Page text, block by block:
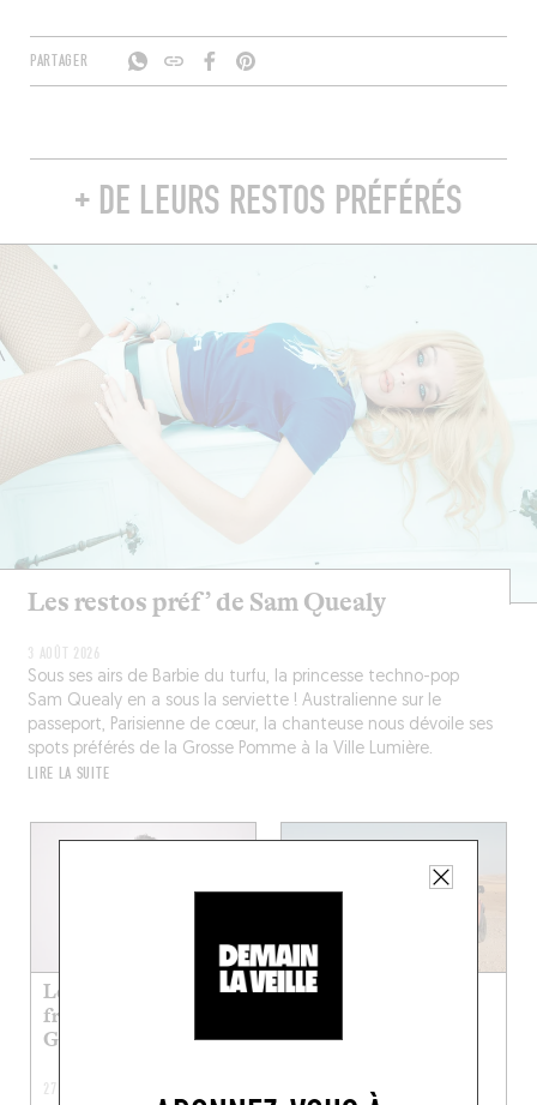
PARTAGER
+ DE LEURS RESTOS PRÉFÉRÉS
Les restos préf’ de Sam Quealy
3 AOÛT 2026
Sous ses airs de Barbie du turfu, la princesse techno-pop
Sam Quealy en a sous la serviette ! Australienne sur le
passeport, Parisienne de cœur, la chanteuse nous dévoile ses
spots préférés de la Grosse Pomme à la Ville Lumière.
LIRE LA SUITE
Les restos kid-
friendly préf’ de
Guigui Pop
27 JUIL. 2026
Les restos préf’ de
20 JUIL. 2026